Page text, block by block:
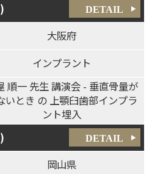
DETAIL
大阪府
インプラント
順一 先生 講演会 - 垂直骨量が
いとき の 上顎臼歯部インプラ
ント埋入
DETAIL
岡山県